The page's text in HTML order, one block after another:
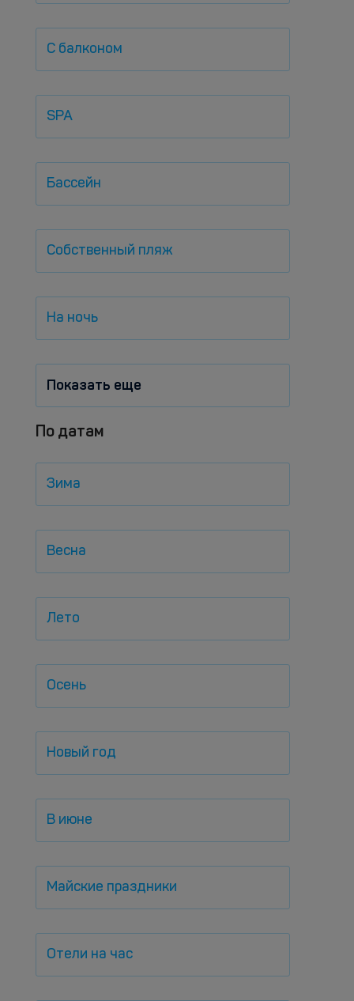
С балконом
SPA
Бассейн
Собственный пляж
На ночь
Показать еще
По датам
Зима
Весна
Лето
Осень
Новый год
В июне
Майские праздники
Отели на час